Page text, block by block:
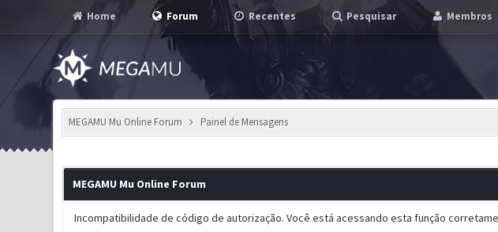
Home Forum Recentes Pesquisar Membros
MEGAMU Mu Online Forum Painel de Mensagens
MEGAMU Mu Online Forum
Incompatibilidade de código de autorização. Você está acessando esta função